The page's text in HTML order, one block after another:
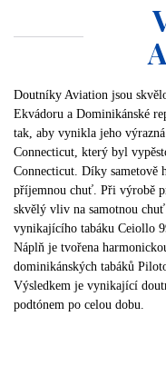
Doutníky Aviation jsou
Ekvádoru a Dominikánské
tak, aby vynikla jeho
Connecticut, který byl
Connecticut. Díky sametově
příjemnou chuť. Při výrobě
skvělý vliv na samotnou
vynikajícího tabáku Ceiollo
Náplň je tvořena
dominikánských tabáků
Výsledkem je vynikající
podtónem po celou dobu.